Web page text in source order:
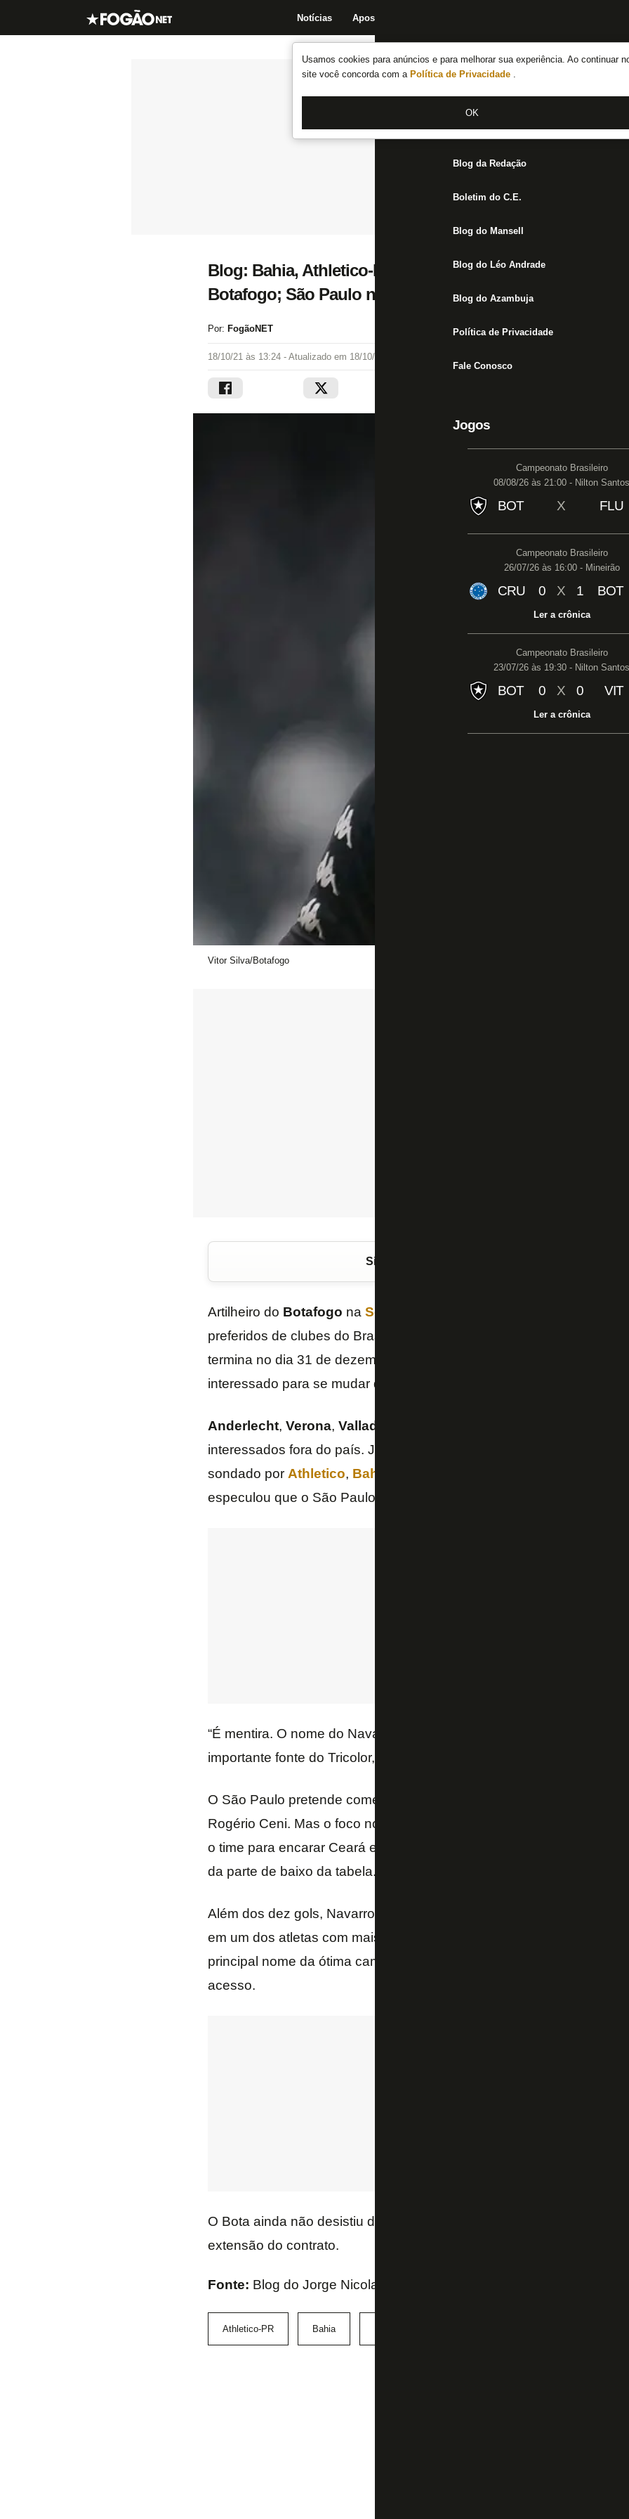
Usamos cookies para anúncios e para melhorar sua experiência. Ao continuar
site você concorda com a Política de Privacidade .
OK
Notícias Apostas
Notícias do Botafogo
Fórum
Jogos
Blog da Redação
Boletim do C.E.
Blog do Mansell
Blog do Léo Andrade
Blog do Azambuja
Política de Privacidade
Fale Conosco
Jogos
Campeonato Brasileiro
08/08/26 às 21:00 - Nilton Santos
BOT X FLU
Campeonato Brasileiro
26/07/26 às 16:00 - Mineirão
CRU 0 X 1 BOT
Ler a crônica
Campeonato Brasileiro
23/07/26 às 19:30 - Nilton Santos
BOT 0 X 0 VIT
Ler a crônica
Blog: Bahia, Athletico-PR e Internacional sondam Rafael
Botafogo; São Paulo nega especulações
Por: FogãoNET
18/10/21 às 13:24 - Atualizado em 18/10/21 às 13:26
Vitor Silva/Botafogo
Siga o FogãoNET
Artilheiro do Botafogo na Série B
preferidos de clubes do Brasil e do exterior. Afinal, seu vínculo em
termina no dia 31 de dezembro e ele já pode assinar um pré-contrato
interessado para se mudar de graça a partir de 1º de janeiro.
Anderlecht, Verona, Valladolid
interessados fora do país. Já em território nacional, o centroavante
sondado por Athletico, Bahia
especulou que o São Paulo abriu conversas com o
“É mentira. O nome do Navarro nunca nem foi cogitado
importante fonte do Tricolor, em contato com o Blog.
O São Paulo pretende começar a discutir reforços em breve com
Rogério Ceni. Mas o foco nos primeiros dias do sucessor de Hernán
o time para encarar Ceará e Corinthians, com o objetivo de sair o
da parte de baixo da tabela.
Além dos dez gols, Navarro ainda tem oito assistências na Série B,
em um dos atletas com mais participação em gols do torneio. Ao
principal nome da ótima campanha do Botafogo, vice-líder e
acesso.
O Bota ainda não desistiu da renovação, mas já teve recusadas
extensão do contrato.
Fonte: Blog do Jorge Nicola - Yahoo! Esportes
Athletico-PR Bahia